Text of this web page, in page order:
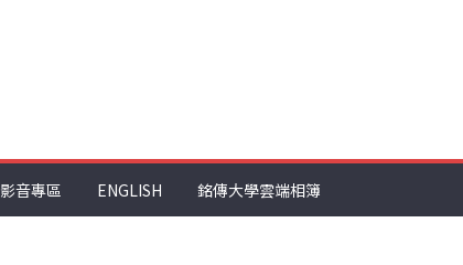
影音專區 ENGLISH 銘傳大學雲端相簿